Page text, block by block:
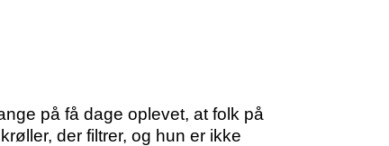
på få dage oplevet, at folk på
der filtrer, og hun er ikke